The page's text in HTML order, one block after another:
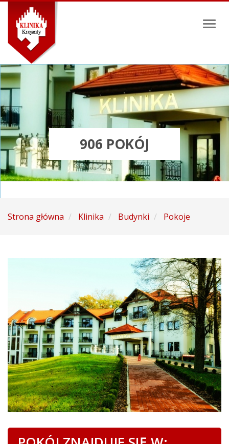
Toggle
906 POKÓJ
Strona główna Klinika Budynki Pokoje